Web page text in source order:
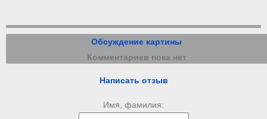
Обсуждение картины
Комментариев пока нет
Написать отзыв
Имя, фамилия: